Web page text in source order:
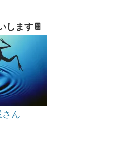
します📔
さん